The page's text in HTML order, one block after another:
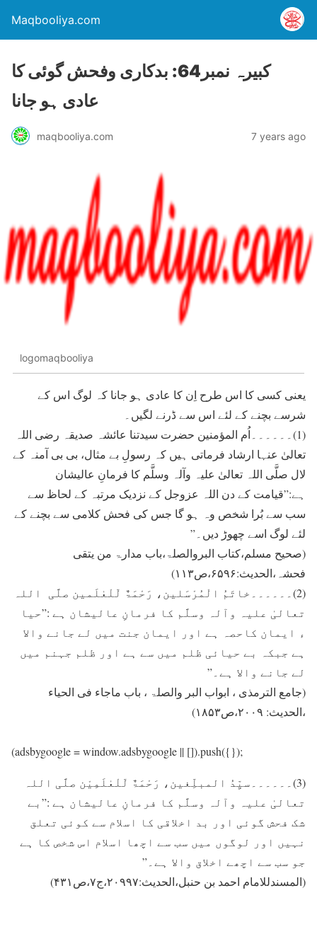
Maqbooliya.com
کبیرہ نمبر64: بدکاری وفحش گوئی کا
عادی ہو جانا
maqbooliya.com 7 years ago
logomaqbooliya
یعنی کسی کا اس طرح اِن کا عادی ہو جانا کہ لوگ اس کے
شرسے بچنے کے لئے اس سے ڈرنے لگیں۔
(1)۔۔۔۔۔۔اُم المؤمنین حضرت سیدتنا عائشہ صدیقہ رضی اللہ
تعالیٰ عنہا ارشاد فرماتی ہیں کہ رسولِ بے مثال، بی بی آمنہ کے
لال صلَّی اللہ تعالیٰ علیہ وآلہ وسلَّم کا فرمانِ عالیشان
ہے:”قیامت کے دن اللہ عزوجل کے نزدیک مرتبہ کے لحاظ سے
سب سے بُرا شخص وہ ہو گا جس کی فحش کلامی سے بچنے کے
لئے لوگ اسے چھوڑ دیں۔”
(صحیح مسلم،کتاب البروالصلۃ،باب مدارۃ من یتقی
فحشہ،الحدیث:۶۵۹۶،ص۱۱۳)
(2)۔۔۔۔۔۔خاتَمُ الْمُرْسَلین، رَحْمَۃٌ لّلْعٰلَمین صلَّی اللہ
تعالیٰ علیہ وآلہ وسلَّم کا فرمانِ عالیشان ہے :”حیا
ء ایمان کاحصہ ہے اور ایمان جنت میں لے جانے والا
ہے جبکہ بے حیائی ظلم میں سے ہے اور ظلم جہنم میں
لے جانے والا ہے۔”
(جامع الترمذی ، ابواب البر والصلۃ ، باب ماجاء فی الحیاء
،الحدیث: ۲۰۰۹،ص۱۸۵۳)
(adsbygoogle = window.adsbygoogle || []).push({});
(3)۔۔۔۔۔۔سیِّدُ المبلِّغین، رَحْمَۃٌ لّلْعٰلَمِیْن صلَّی اللہ
تعالیٰ علیہ وآلہ وسلَّم کا فرمانِ عالیشان ہے :”بے
شک فحش گوئی اور بد اخلاقی کا اسلام سے کوئی تعلق
نہیں اور لوگوں میں سب سے اچھا اسلام اس شخص کا ہے
جو سب سے اچھے اخلاق والا ہے۔”
(المسندللامام احمد بن حنبل،الحدیث:۲۰۹۹۷،ج۷،ص۴۳۱)